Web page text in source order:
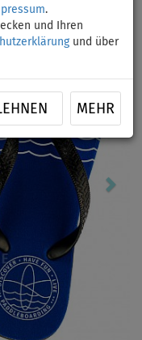
.
und Ihren
und über
MEHR